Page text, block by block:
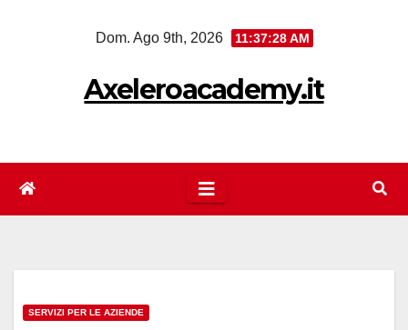
Dom. Ago 9th, 2026 11:37:28 AM
Axeleroacademy.it
SERVIZI PER LE AZIENDE